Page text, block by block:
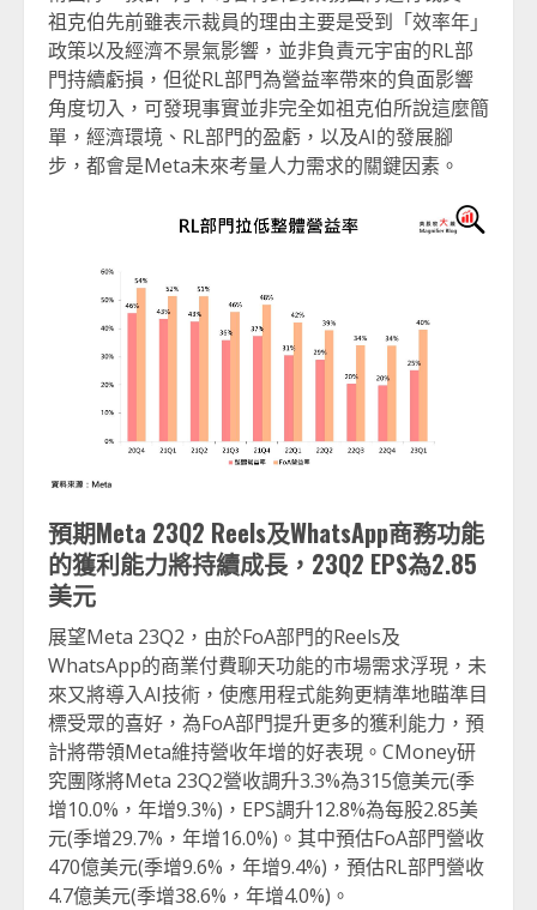
祖克伯先前雖表示裁員的理由主要是受到「效率年」
政策以及經濟不景氣影響，並非負責元宇宙的RL部
門持續虧損，但從RL部門為營益率帶來的負面影響
角度切入，可發現事實並非完全如祖克伯所說這麼簡
單，經濟環境、RL部門的盈虧，以及AI的發展腳
步，都會是Meta未來考量人力需求的關鍵因素。
預期Meta 23Q2 Reels及WhatsApp商務功能
的獲利能力將持續成長，23Q2 EPS為2.85
美元
展望Meta 23Q2，由於FoA部門的Reels及
WhatsApp的商業付費聊天功能的市場需求浮現，未
來又將導入AI技術，使應用程式能夠更精準地瞄準目
標受眾的喜好，為FoA部門提升更多的獲利能力，預
計將帶領Meta維持營收年增的好表現。CMoney研
究團隊將Meta 23Q2營收調升3.3%為315億美元(季
增10.0%，年增9.3%)，EPS調升12.8%為每股2.85美
元(季增29.7%，年增16.0%)。其中預估FoA部門營收
470億美元(季增9.6%，年增9.4%)，預估RL部門營收
4.7億美元(季增38.6%，年增4.0%)。